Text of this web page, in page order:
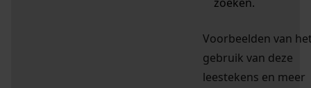
Voorbeelden van
gebruik van deze
leestekens en meer